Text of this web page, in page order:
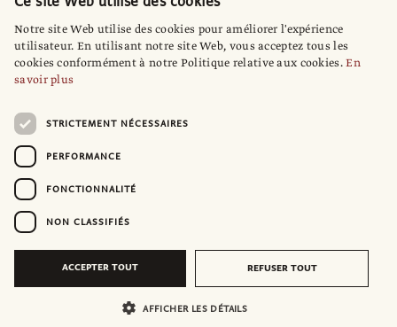
Notre site Web utilise des cookies pour améliorer l'expérience
utilisateur. En utilisant notre site Web, vous acceptez tous les
cookies conformément à notre Politique relative aux cookies.En
savoir plus
STRICTEMENT NÉCESSAIRES
PERFORMANCE
FONCTIONNALITÉ
NON CLASSIFIÉS
ACCEPTER TOUT REFUSER TOUT
AFFICHER LES DÉTAILS